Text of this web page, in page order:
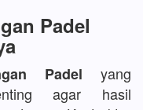
Padel
Padel yang
agar hasil